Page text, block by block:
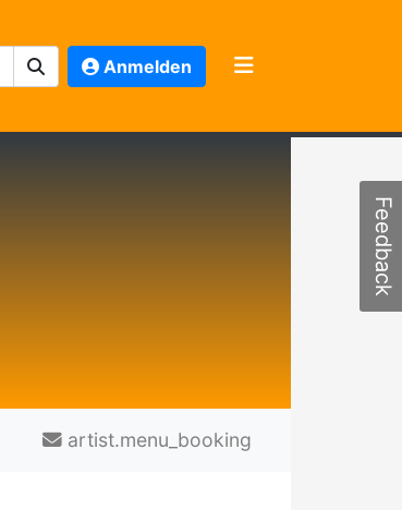
Anmelden
artist.menu_booking
Feedback